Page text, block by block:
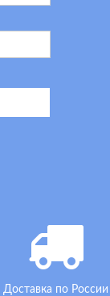
Доставка по России